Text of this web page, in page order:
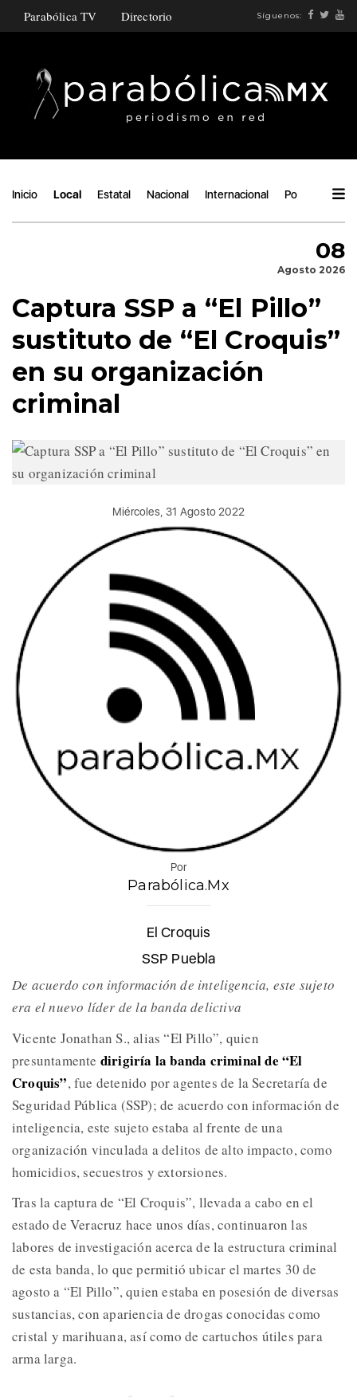
Parabólica TV Directorio Síguenos:
Inicio Local Estatal Nacional Internacional Política
08
Agosto 2026
Captura SSP a “El Pillo”
sustituto de “El Croquis”
en su organización
criminal
Miércoles, 31 Agosto 2022
Por
Parabólica.Mx
El Croquis
SSP Puebla
De acuerdo con información de inteligencia, este sujeto
era el nuevo líder de la banda delictiva
Vicente Jonathan S., alias “El Pillo”, quien
presuntamente dirigiría la banda criminal de “El
Croquis”, fue detenido por agentes de la Secretaría de
Seguridad Pública (SSP); de acuerdo con información de
inteligencia, este sujeto estaba al frente de una
organización vinculada a delitos de alto impacto, como
homicidios, secuestros y extorsiones.
Tras la captura de “El Croquis”, llevada a cabo en el
estado de Veracruz hace unos días, continuaron las
labores de investigación acerca de la estructura criminal
de esta banda, lo que permitió ubicar el martes 30 de
agosto a “El Pillo”, quien estaba en posesión de diversas
sustancias, con apariencia de drogas conocidas como
cristal y marihuana, así como de cartuchos útiles para
arma larga.